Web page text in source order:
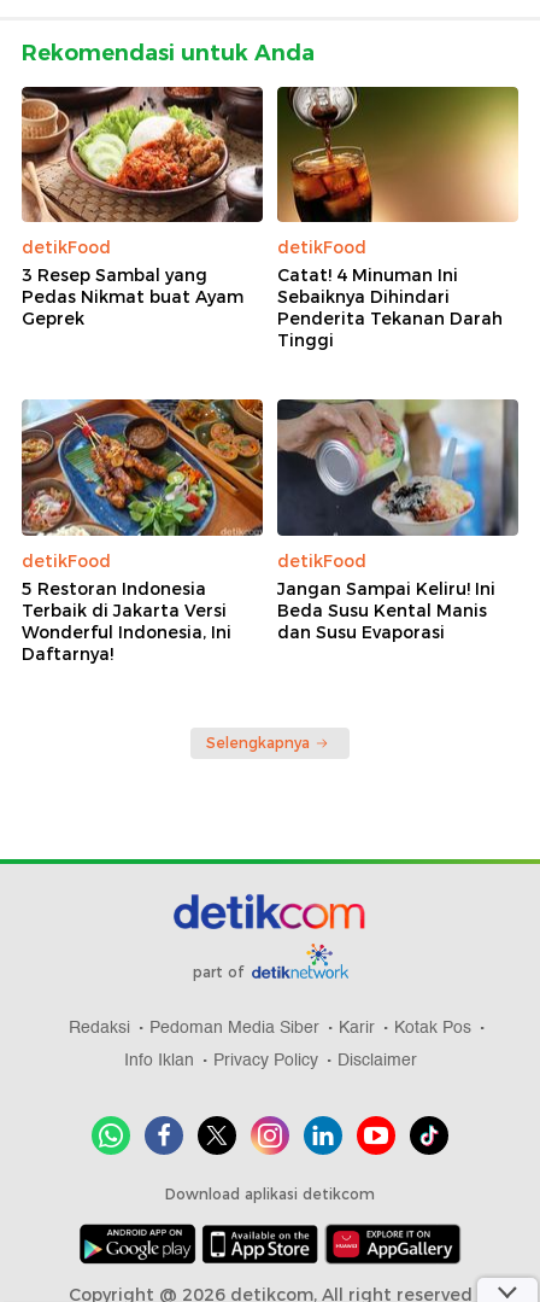
Rekomendasi untuk Anda
detikFood
3 Resep Sambal yang
Pedas Nikmat buat Ayam
Geprek
detikFood
Catat! 4 Minuman Ini
Sebaiknya Dihindari
Penderita Tekanan Darah
Tinggi
detikFood
5 Restoran Indonesia
Terbaik di Jakarta Versi
Wonderful Indonesia, Ini
Daftarnya!
detikFood
Jangan Sampai Keliru! Ini
Beda Susu Kental Manis
dan Susu Evaporasi
Selengkapnya
part of
Redaksi Pedoman Media Siber Karir
Kotak Pos
Info Iklan
Privacy Policy Disclaimer
Download aplikasi detikcom
Copyright @ 2026 detikcom, All right reserved